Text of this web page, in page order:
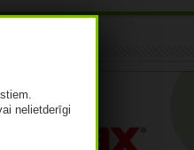
nelietderīgi